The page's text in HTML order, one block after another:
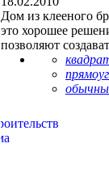
Дом из клееного
это хорошее
позволяют